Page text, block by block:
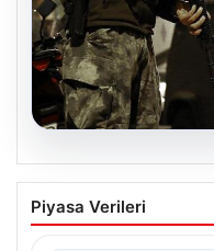
Türkiye
Kapsamlı
Piyasa Verileri